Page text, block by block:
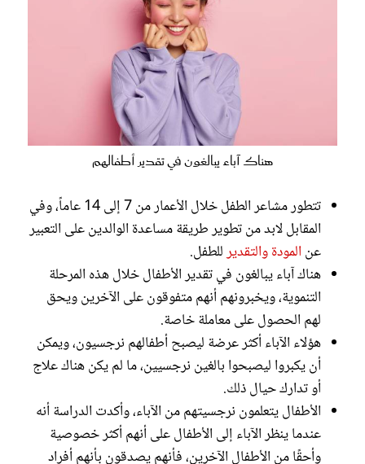
هناك آباء يبالغون في تقدير أطفالهم
تتطور مشاعر الطفل خلال الأعمار من 7 إلى 14 عاماً، وفي
المقابل لابد من تطوير طريقة مساعدة الوالدين على التعبير
عن المودة والتقديرللطفل.
هناك آباء يبالغون في تقدير الأطفال خلال هذه المرحلة
التنموية، ويخبرونهم أنهم متفوقون على الآخرين ويحق
لهم الحصول على معاملة خاصة.
هؤلاء الآباء أكثر عرضة ليصبح أطفالهم نرجسيون، ويمكن
أن يكبروا ليصبحوا بالغين نرجسيين، ما لم يكن هناك علاج
أو تدارك حيال ذلك.
الأطفال يتعلمون نرجسيتهم من الآباء، وأكدت الدراسة أنه
عندما ينظر الآباء إلى الأطفال على أنهم أكثر خصوصية
وأحقًا من الأطفال الآخرين، فأنهم يصدقون بأنهم أفراد